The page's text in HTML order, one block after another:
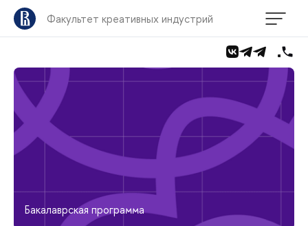
Факультет креативных индустрий
Бакалаврская программа